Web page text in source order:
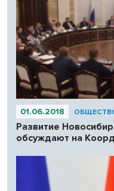
01.06.2018
Развитие
обсуждают на